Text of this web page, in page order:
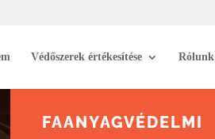
Védőszerek értékesítése Rólunk
FAANYAGVÉDELMI